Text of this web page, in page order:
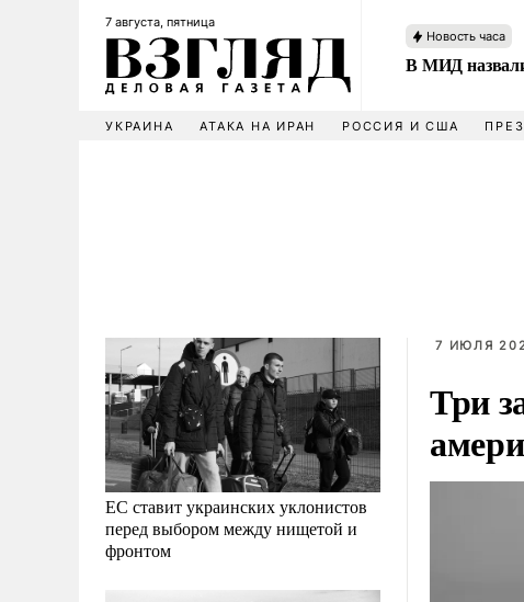
7 августа, пятница
Новость часа
В МИД
УКРАИНА АТАКА НА ИРАН РОССИЯ И США
ЕС ставит украинских уклонистов
перед выбором между нищетой и
фронтом
7 ИЮЛЯ
Три